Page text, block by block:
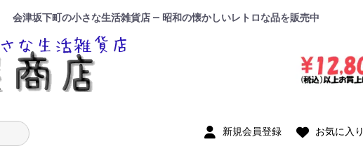
会津坂下町の小さな生活雑貨店 — 昭和の懐かしいレトロな品を販売中
新規会員登録 お気に入り